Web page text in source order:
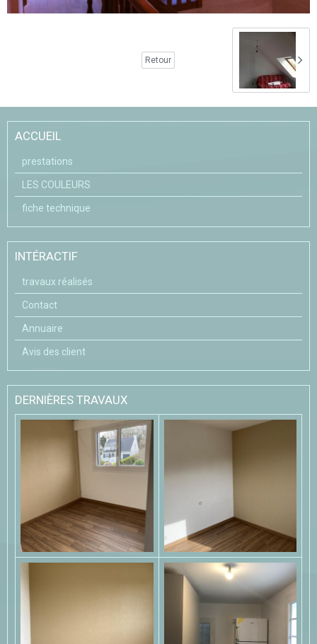
Retour
ACCUEIL
prestations
LES COULEURS
fiche technique
INTÉRACTIF
travaux réalisés
Contact
Annuaire
Avis des client
DERNIÈRES TRAVAUX